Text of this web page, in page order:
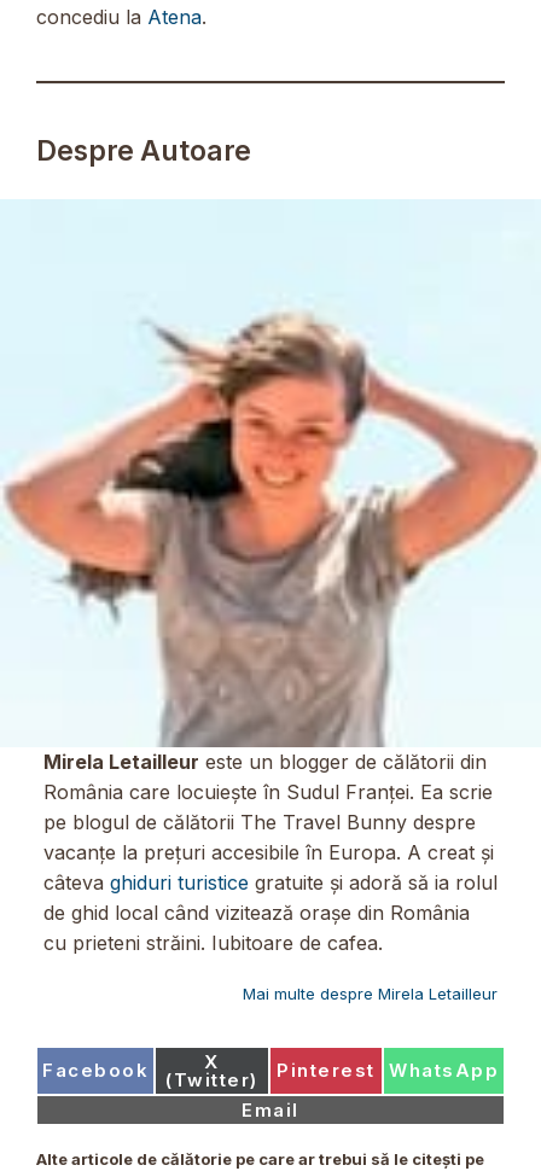
concediu la Atena.
Despre Autoare
Mirela Letailleur este un blogger de călătorii din
România care locuiește în Sudul Franței. Ea scrie
pe blogul de călătorii The Travel Bunny despre
vacanțe la prețuri accesibile în Europa. A creat și
câteva ghiduri turisticegratuite și adoră să ia rolul
de ghid local când vizitează orașe din România
cu prieteni străini. Iubitoare de cafea.
Mai multe despre Mirela Letailleur
Share
Facebook Share
on
X
(Twitter) Share
Pinterest Share
WhatsApp
Share
on
Email
Alte articole de călătorie pe care ar trebui să le citești pe